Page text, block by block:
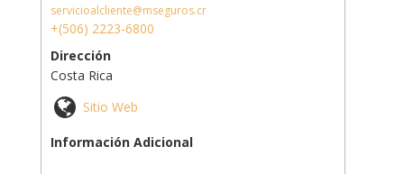
servicioalcliente@mseguros.cr
+(506) 2223-6800
Dirección
Costa Rica
Sitio Web
Información Adicional